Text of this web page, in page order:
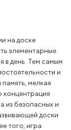
на доске
элементарные
в день. Тем самым
и
мелкая
концентрация
из безопасных и
доски
того, игра